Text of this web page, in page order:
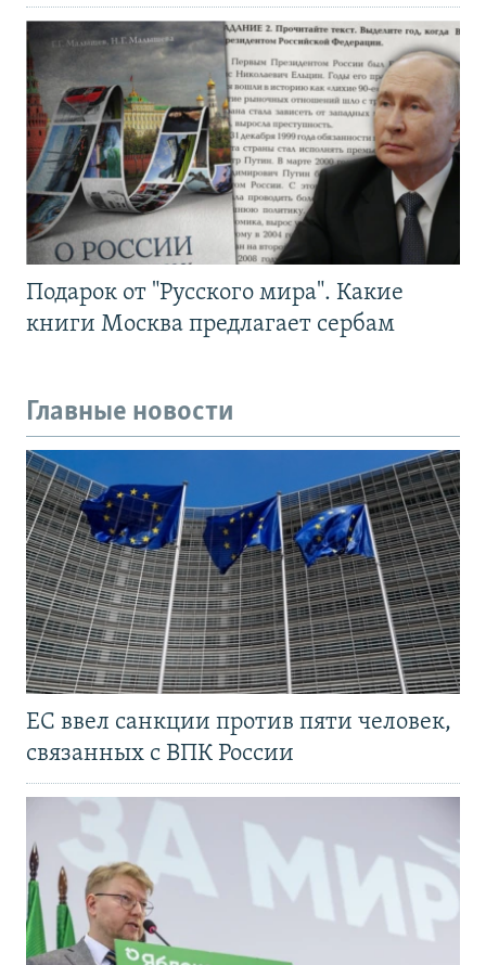
Подарок от "Русского мира". Какие
книги Москва предлагает сербам
Главные новости
ЕС ввел санкции против пяти человек,
связанных с ВПК России